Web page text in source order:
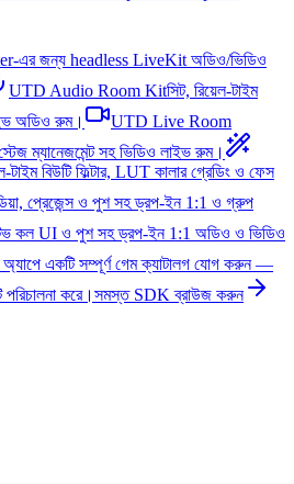
এর জন্য headless LiveKit অডিও/ভিডিও
UTD Audio Room Kitসিট, রিয়েল-টাইম
অডিও রুম।
UTD Live Room
ম্যানেজমেন্ট সহ ভিডিও লাইভ রুম।
টাইম বিউটি ফিল্টার, LUT কালার গ্রেডিং ও ফেস
প্রেজেন্স ও পুশ সহ ড্রপ-ইন 1:1 ও গ্রুপ
কল UI ও পুশ সহ ড্রপ-ইন 1:1 অডিও ও ভিডিও
একটি সম্পূর্ণ গেম ক্যাটালগ যোগ করুন —
করে। সমস্ত SDK ব্রাউজ করুন